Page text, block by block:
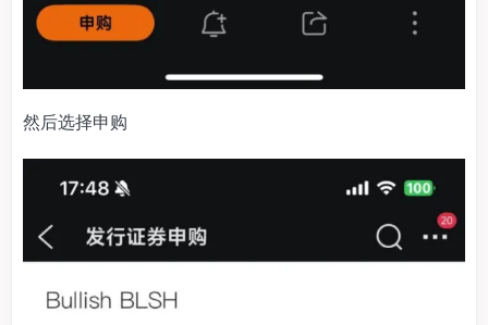
然后选择申购